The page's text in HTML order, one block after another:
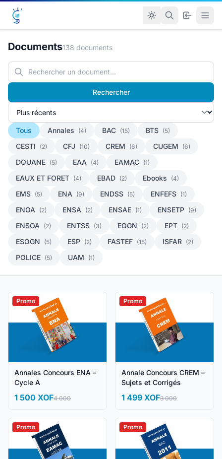
Documents138 documents
Rechercher
Tous Annales (4) BAC (15) BTS (5)
CESTI (2) CFJ (10) CREM (6) CUGEM (6)
DOUANE (5) EAA (4) EAMAC (1)
EAUX ET FORET (4) EBAD (2) Ebooks (4)
EMS (5) ENA (9) ENDSS (5) ENFEFS (1)
ENOA (2) ENSA (2) ENSAE (1) ENSETP (9)
ENSOA (2) ENTSS (3) EOGN (2) EPT (2)
ESOGN (5) ESP (2) FASTEF (15) ISFAR (2)
POLICE (5) UAM (1)
Promo
Annales Concours ENA –
Cycle A
1 500 XOF4 000
Promo
Annale Concours CREM –
Sujets et Corrigés
1 499 XOF3 000
Promo Promo